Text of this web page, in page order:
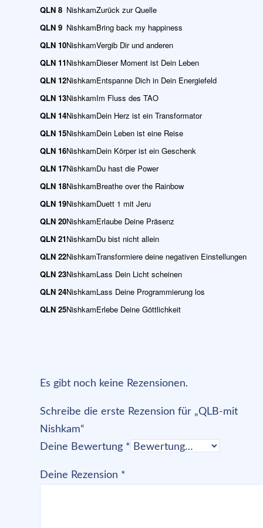
QLN 8 NishkamZurück zur Quelle
QLN 9 NishkamBring back my happiness
QLN 10NishkamVergib Dir und anderen
QLN 11NishkamDieser Moment ist Dein Leben
QLN 12NishkamEntspanne Dich in Dein Energiefeld
QLN 13NishkamIm Fluss des TAO
QLN 14NishkamDein Herz ist ein Transformator
QLN 15NishkamDein Leben ist eine Reise
QLN 16NishkamDein Körper ist ein Geschenk
QLN 17NishkamDu hast die Power
QLN 18NishkamBreathe over the Rainbow
QLN 19NishkamDuett 1 mit Jeru
QLN 20NishkamErlaube Deine Präsenz
QLN 21NishkamDu bist nicht allein
QLN 22NishkamTransformiere deine negativen Einstellungen
QLN 23NishkamLass Dein Licht scheinen
QLN 24NishkamLass Deine Programmierung los
QLN 25NishkamErlebe Deine Göttlichkeit
Es gibt noch keine Rezensionen.
Schreibe die erste Rezension für „QLB-mit
Nishkam“
Deine Bewertung *
Deine Rezension *